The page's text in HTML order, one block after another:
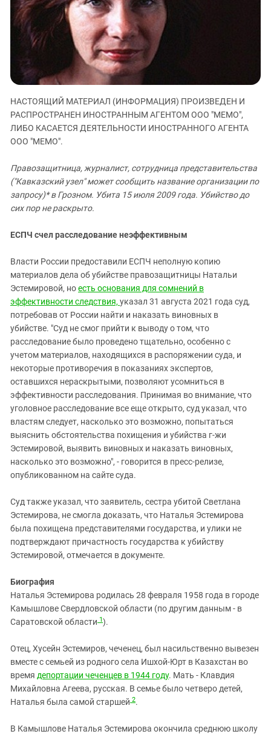
ЗАСТАВЛЯЕТ
КАВКАЗ ЗА ПАЛЕСТИНУ
ИНАКОМЫСЛИЕ В ЧЕЧНЕ
ПРЕСЛЕДОВАНИЕ АКТИВИСТОВ
МОБИЛИЗАЦИЯ И ПРОТЕСТЫ
Дагестан
Ингушетия
Кабардино-Балкария
Калмыкия
Карачаево-Черкесия
Краснодарский край
Нагорный Карабах
Российская Федерация
Северная Осетия - Алания
СКФО
Чечня
Южный Кавказ
ЮФО
НАСТОЯЩИЙ МАТЕРИАЛ (ИНФОРМАЦИЯ) ПРОИЗВЕДЕН И
РАСПРОСТРАНЕН ИНОСТРАННЫМ АГЕНТОМ ООО "МЕМО",
ЛИБО КАСАЕТСЯ ДЕЯТЕЛЬНОСТИ ИНОСТРАННОГО АГЕНТА
ООО "МЕМО".
Правозащитница, журналист, сотрудница представительства
("Кавказский узел" может сообщить название организации по
запросу)* в Грозном. Убита 15 июля 2009 года. Убийство до
сих пор не раскрыто.
ЕСПЧ счел расследование неэффективным
Власти России предоставили ЕСПЧ неполную копию
материалов дела об убийстве правозащитницы Натальи
Эстемировой, ноесть основания для сомнений в
эффективности следствия, указал 31 августа 2021 года суд,
потребовав от России найти и наказать виновных в
убийстве. "Суд не смог прийти к выводу о том, что
расследование было проведено тщательно, особенно с
учетом материалов, находящихся в распоряжении суда, и
некоторые противоречия в показаниях экспертов,
оставшихся нераскрытыми, позволяют усомниться в
эффективности расследования. Принимая во внимание, что
уголовное расследование все еще открыто, суд указал, что
властям следует, насколько это возможно, попытаться
выяснить обстоятельства похищения и убийства г-жи
Эстемировой, выявить виновных и наказать виновных,
насколько это возможно", - говорится в пресс-релизе,
опубликованном на сайте суда.
Суд также указал, что заявитель, сестра убитой Светлана
Эстемирова, не смогла доказать, что Наталья Эстемирова
была похищена представителями государства, и улики не
подтверждают причастность государства к убийству
Эстемировой, отмечается в документе.
Биография
Наталья Эстемирова родилась 28 февраля 1958 года в городе
Камышлове Свердловской области (по другим данным - в
Саратовской области 1).
Отец, Хусейн Эстемиров, чеченец, был насильственно вывезен
вместе с семьей из родного села Ишхой-Юрт в Казахстан во
время депортации чеченцев в 1944 году. Мать - Клавдия
Михайловна Агеева, русская. В семье было четверо детей,
Наталья была самой старшей 2.
В Камышлове Наталья Эстемирова окончила среднюю школу